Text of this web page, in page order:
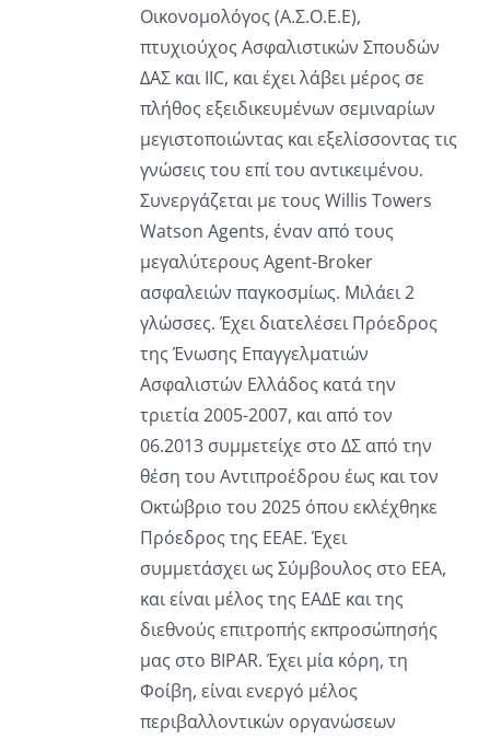
Οικονομολόγος (Α.Σ.Ο.Ε.Ε),
πτυχιούχος Ασφαλιστικών Σπουδών
ΔΑΣ και IIC, και έχει λάβει μέρος σε
πλήθος εξειδικευμένων σεμιναρίων
μεγιστοποιώντας και εξελίσσοντας τις
γνώσεις του επί του αντικειμένου.
Συνεργάζεται με τους Willis Towers
Watson Agents, έναν από τους
μεγαλύτερους Agent-Broker
ασφαλειών παγκοσμίως. Μιλάει 2
γλώσσες. Έχει διατελέσει Πρόεδρος
της Ένωσης Επαγγελματιών
Ασφαλιστών Ελλάδος κατά την
τριετία 2005-2007, και από τον
06.2013 συμμετείχε στο ΔΣ από την
θέση του Αντιπροέδρου έως και τον
Οκτώβριο του 2025 όπου εκλέχθηκε
Πρόεδρος της ΕΕΑΕ. Έχει
συμμετάσχει ως Σύμβουλος στο ΕΕΑ,
και είναι μέλος της ΕΑΔΕ και της
διεθνούς επιτροπής εκπροσώπησής
μας στο BIPAR. Έχει μία κόρη, τη
Φοίβη, είναι ενεργό μέλος
περιβαλλοντικών οργανώσεων